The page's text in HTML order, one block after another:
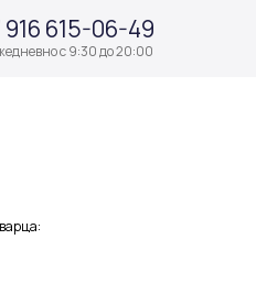
916 615-06-49
с 9:30 до 20:00